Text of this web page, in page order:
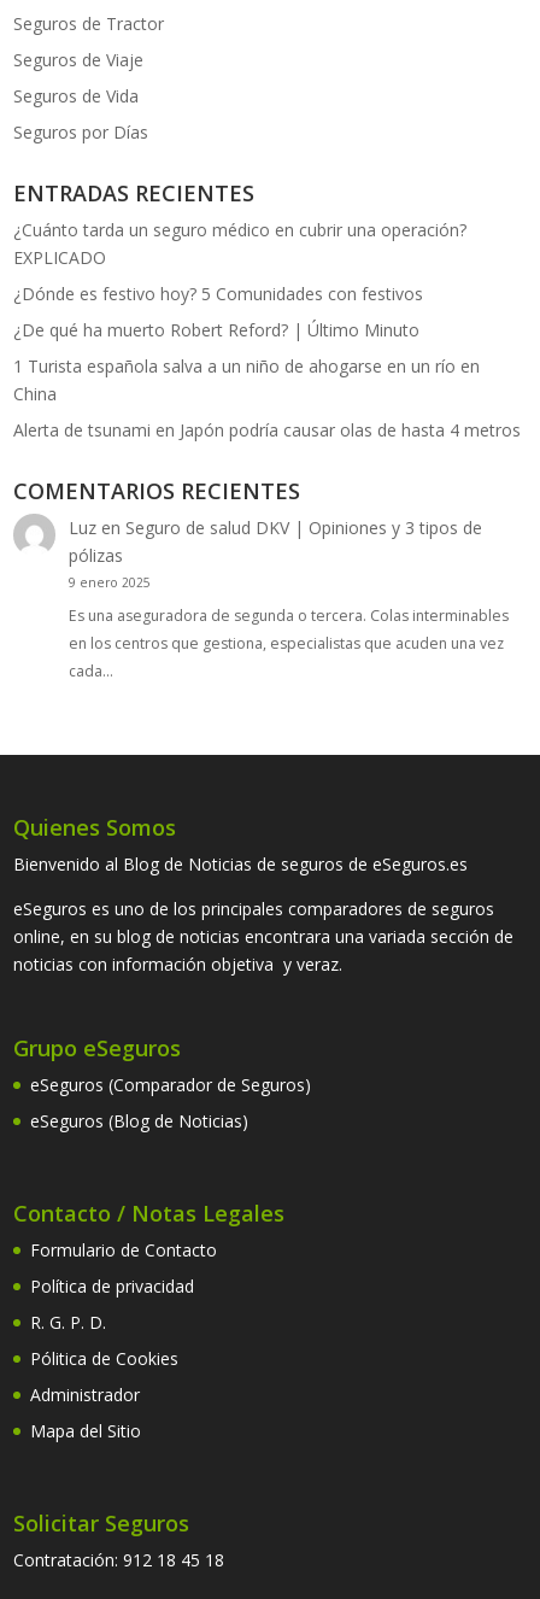
Seguros de Tractor
Seguros de Viaje
Seguros de Vida
Seguros por Días
ENTRADAS RECIENTES
¿Cuánto tarda un seguro médico en cubrir una operación?
EXPLICADO
¿Dónde es festivo hoy? 5 Comunidades con festivos
¿De qué ha muerto Robert Reford? | Último Minuto
1 Turista española salva a un niño de ahogarse en un río en
China
Alerta de tsunami en Japón podría causar olas de hasta 4 metros
COMENTARIOS RECIENTES
Luzen Seguro de salud DKV | Opiniones y 3 tipos de
pólizas
9 enero 2025
Es una aseguradora de segunda o tercera. Colas interminables
en los centros que gestiona, especialistas que acuden una vez
cada…
Quienes Somos
Bienvenido al Blog de Noticias de seguros de eSeguros.es
eSeguros es uno de los principales comparadores de seguros
online, en su blog de noticias encontrara una variada sección de
noticias con información objetiva y veraz.
Grupo eSeguros
eSeguros (Comparador de Seguros)
eSeguros (Blog de Noticias)
Contacto / Notas Legales
Formulario de Contacto
Política de privacidad
R. G. P. D.
Pólitica de Cookies
Administrador
Mapa del Sitio
Solicitar Seguros
Contratación:912 18 45 18